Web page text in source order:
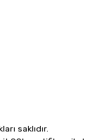
saklıdır.